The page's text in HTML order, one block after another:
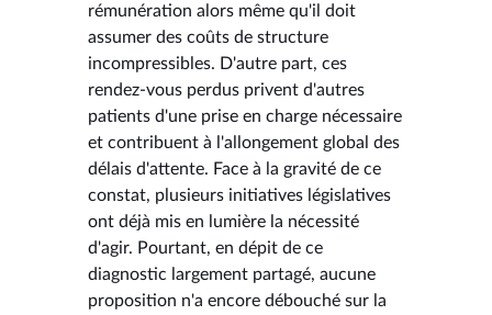
rémunération alors même qu'il doit
assumer des coûts de structure
incompressibles. D'autre part, ces
rendez-vous perdus privent d'autres
patients d'une prise en charge nécessaire
et contribuent à l'allongement global des
délais d'attente. Face à la gravité de ce
constat, plusieurs initiatives législatives
ont déjà mis en lumière la nécessité
d'agir. Pourtant, en dépit de ce
diagnostic largement partagé, aucune
proposition n'a encore débouché sur la